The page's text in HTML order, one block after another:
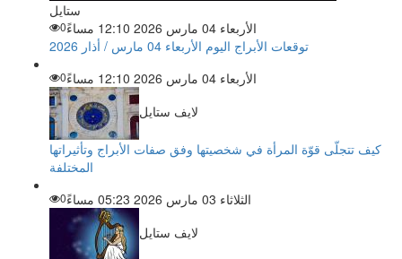
ستايل
الأربعاء 04 مارس 2026 12:10 مساءً
0
توقعات الأبراج اليوم الأربعاء 04 مارس / أذار 2026
الأربعاء 04 مارس 2026 12:10 مساءً
0
لايف ستايل
كيف تتجلّى قوّة المرأة في شخصيتها وفق صفات الأبراج وتأثيراتها
المختلفة
الثلاثاء 03 مارس 2026 05:23 مساءً
0
لايف ستايل